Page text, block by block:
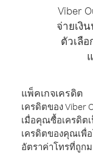
Viber
จ่ายเงิ
ตัวเลื
แพ็คเกจเครดิต
เครดิตของ Viber
เมื่อคุณซื้อเครดิต
เครดิตของคุณเพื่
อัตราค่าโทรที่ถูก